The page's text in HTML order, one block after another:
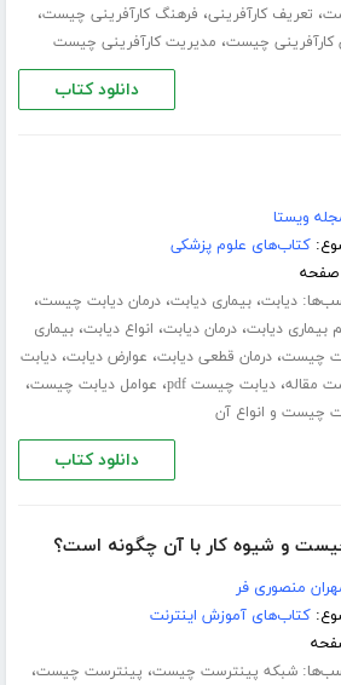
، تعریف کارآفرینی، فرهنگ کارآفرینی چیست،
کارآفرینی چیست، مدیریت کارآفرینی چیست
دانلود کتاب
ویستا
کتاب‌های علوم پزشکی
دیابت،بیماری دیابت،درمان دیابت چیست،
بیماری دیابت،درمان دیابت، انواع دیابت،بیماری
چیست،درمان قطعی دیابت، عوارض دیابت،دیابت
مقاله،دیابت چیست pdf ، عوامل دیابت چیست،
چیست و انواع آن
دانلود کتاب
و شیوه کار با آن چگونه است؟
منصوری فر
کتاب‌های آموزش اینترنت
شبکه پینترست چیست، پینترست چیست،